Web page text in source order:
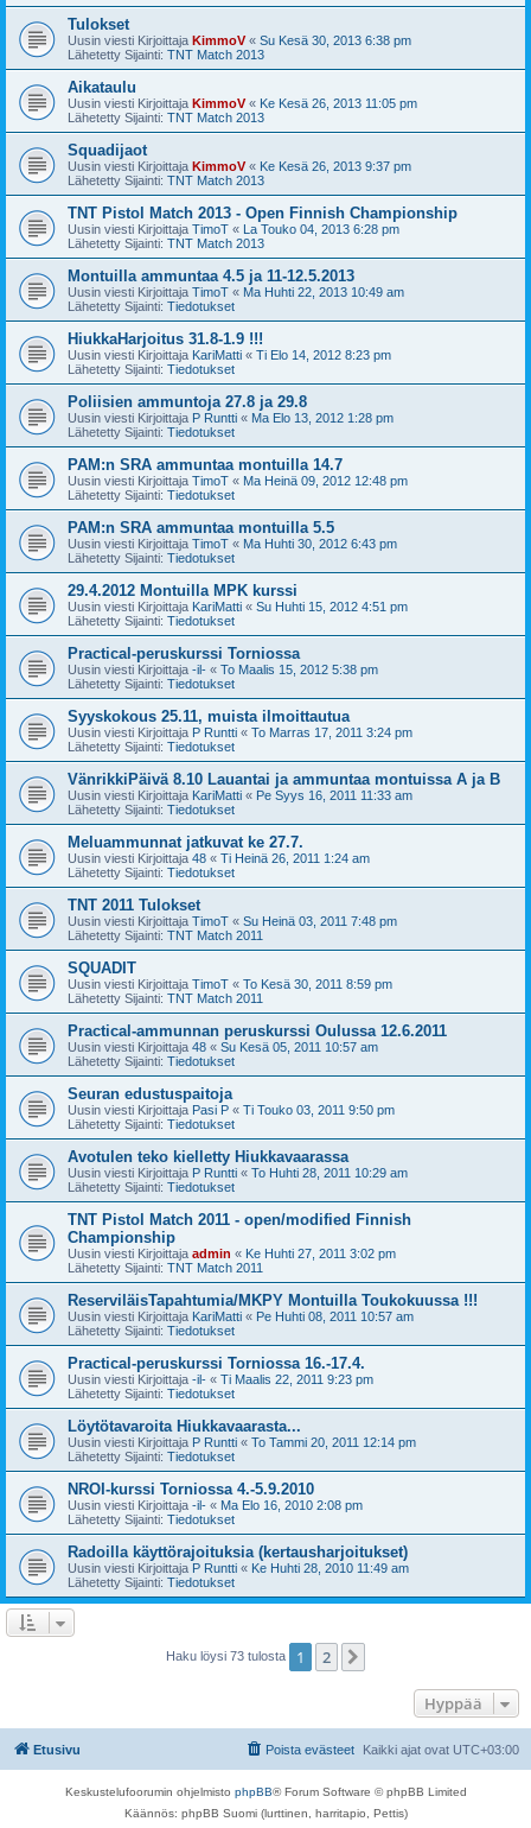
Tulokset
Uusin viesti Kirjoittaja KimmoV« Su Kesä 30, 2013 6:38 pm
Lähetetty Sijainti: TNT Match 2013
Aikataulu
Uusin viesti Kirjoittaja KimmoV« Ke Kesä 26, 2013 11:05 pm
Lähetetty Sijainti: TNT Match 2013
Squadijaot
Uusin viesti Kirjoittaja KimmoV« Ke Kesä 26, 2013 9:37 pm
Lähetetty Sijainti: TNT Match 2013
TNT Pistol Match 2013 - Open Finnish Championship
Uusin viesti Kirjoittaja TimoT « La Touko 04, 2013 6:28 pm
Lähetetty Sijainti: TNT Match 2013
Montuilla ammuntaa 4.5 ja 11-12.5.2013
Uusin viesti Kirjoittaja TimoT « Ma Huhti 22, 2013 10:49 am
Lähetetty Sijainti: Tiedotukset
HiukkaHarjoitus 31.8-1.9 !!!
Uusin viesti Kirjoittaja KariMatti « Ti Elo 14, 2012 8:23 pm
Lähetetty Sijainti: Tiedotukset
Poliisien ammuntoja 27.8 ja 29.8
Uusin viesti Kirjoittaja P Runtti « Ma Elo 13, 2012 1:28 pm
Lähetetty Sijainti: Tiedotukset
PAM:n SRA ammuntaa montuilla 14.7
Uusin viesti Kirjoittaja TimoT « Ma Heinä 09, 2012 12:48 pm
Lähetetty Sijainti: Tiedotukset
PAM:n SRA ammuntaa montuilla 5.5
Uusin viesti Kirjoittaja TimoT « Ma Huhti 30, 2012 6:43 pm
Lähetetty Sijainti: Tiedotukset
29.4.2012 Montuilla MPK kurssi
Uusin viesti Kirjoittaja KariMatti « Su Huhti 15, 2012 4:51 pm
Lähetetty Sijainti: Tiedotukset
Practical-peruskurssi Torniossa
Uusin viesti Kirjoittaja -il- « To Maalis 15, 2012 5:38 pm
Lähetetty Sijainti: Tiedotukset
Syyskokous 25.11, muista ilmoittautua
Uusin viesti Kirjoittaja P Runtti « To Marras 17, 2011 3:24 pm
Lähetetty Sijainti: Tiedotukset
VänrikkiPäivä 8.10 Lauantai ja ammuntaa montuissa A ja B
Uusin viesti Kirjoittaja KariMatti « Pe Syys 16, 2011 11:33 am
Lähetetty Sijainti: Tiedotukset
Meluammunnat jatkuvat ke 27.7.
Uusin viesti Kirjoittaja 48 « Ti Heinä 26, 2011 1:24 am
Lähetetty Sijainti: Tiedotukset
TNT 2011 Tulokset
Uusin viesti Kirjoittaja TimoT « Su Heinä 03, 2011 7:48 pm
Lähetetty Sijainti: TNT Match 2011
SQUADIT
Uusin viesti Kirjoittaja TimoT « To Kesä 30, 2011 8:59 pm
Lähetetty Sijainti: TNT Match 2011
Practical-ammunnan peruskurssi Oulussa 12.6.2011
Uusin viesti Kirjoittaja 48 « Su Kesä 05, 2011 10:57 am
Lähetetty Sijainti: Tiedotukset
Seuran edustuspaitoja
Uusin viesti Kirjoittaja Pasi P « Ti Touko 03, 2011 9:50 pm
Lähetetty Sijainti: Tiedotukset
Avotulen teko kielletty Hiukkavaarassa
Uusin viesti Kirjoittaja P Runtti « To Huhti 28, 2011 10:29 am
Lähetetty Sijainti: Tiedotukset
TNT Pistol Match 2011 - open/modified Finnish
Championship
Uusin viesti Kirjoittaja admin « Ke Huhti 27, 2011 3:02 pm
Lähetetty Sijainti: TNT Match 2011
ReserviläisTapahtumia/MKPY Montuilla Toukokuussa !!!
Uusin viesti Kirjoittaja KariMatti « Pe Huhti 08, 2011 10:57 am
Lähetetty Sijainti: Tiedotukset
Practical-peruskurssi Torniossa 16.-17.4.
Uusin viesti Kirjoittaja -il- « Ti Maalis 22, 2011 9:23 pm
Lähetetty Sijainti: Tiedotukset
Löytötavaroita Hiukkavaarasta...
Uusin viesti Kirjoittaja P Runtti « To Tammi 20, 2011 12:14 pm
Lähetetty Sijainti: Tiedotukset
NROI-kurssi Torniossa 4.-5.9.2010
Uusin viesti Kirjoittaja -il- « Ma Elo 16, 2010 2:08 pm
Lähetetty Sijainti: Tiedotukset
Radoilla käyttörajoituksia (kertausharjoitukset)
Uusin viesti Kirjoittaja P Runtti « Ke Huhti 28, 2010 11:49 am
Lähetetty Sijainti: Tiedotukset
Haku löysi 73 tulosta 1 2
Hyppää
Etusivu Kaikki ajat ovat UTC+03:00
Poista evästeet
Keskustelufoorumin ohjelmisto phpBB® Forum Software © phpBB Limited
Käännös: phpBB Suomi (lurttinen, harritapio, Pettis)